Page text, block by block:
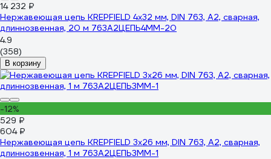
14 232 ₽
Нержавеющая цепь KREPFIELD 4x32 мм, DIN 763, А2, сварная,
длиннозвенная, 20 м 763А2ЦЕПЬ4ММ-20
4.9
(358)
В корзину
-12%
529 ₽
604 ₽
Нержавеющая цепь KREPFIELD 3x26 мм, DIN 763, А2, сварная,
длиннозвенная, 1 м 763А2ЦЕПЬ3ММ-1